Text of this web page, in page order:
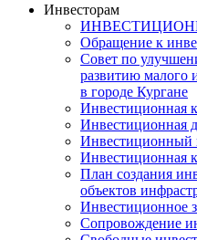
Инвесторам
Обращение к
Совет по
развитию малого
в городе Кургане
Инвестиционная
Инвестиционная
Инвестиционный
Инвестиционная
План создания
объектов
Инвестиционное
Сопровождение